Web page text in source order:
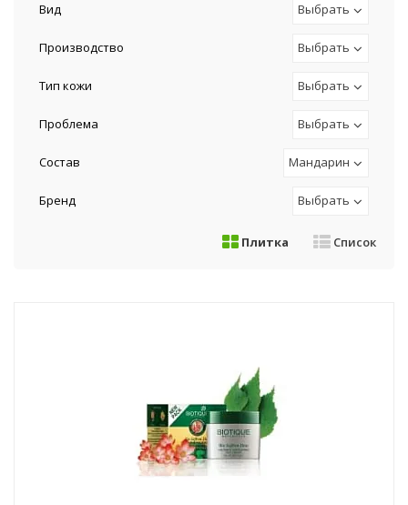
Вид Выбрать
Производство Выбрать
Тип кожи Выбрать
Проблема Выбрать
Состав Мандарин
Бренд Выбрать
Плитка Список